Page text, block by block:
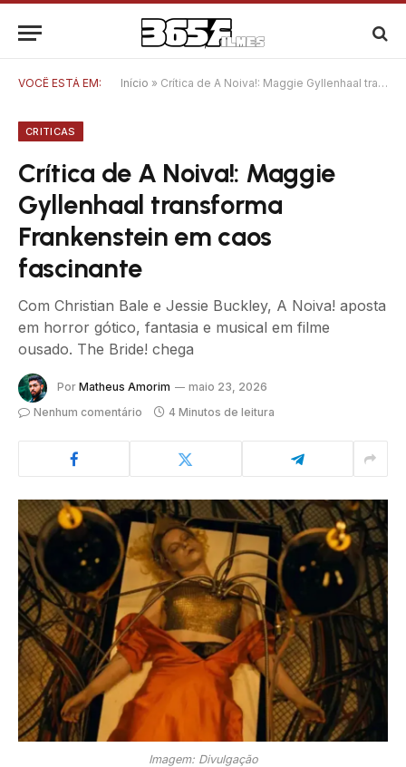
VOCÊ ESTÁ EM: Início » Crítica de A Noiva!: Maggie Gyllenhaal transforma Frankenstein em caos fascinante
CRITICAS
Crítica de A Noiva!: Maggie
Gyllenhaal transforma
Frankenstein em caos
fascinante
Com Christian Bale e Jessie Buckley, A Noiva! aposta
em horror gótico, fantasia e musical em filme
ousado. The Bride! chega
Por Matheus Amorim
maio 23, 2026
Nenhum comentário
4 Minutos de leitura
Imagem: Divulgação